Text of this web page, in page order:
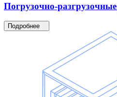
Погрузочно-разгрузочные
Подробнее